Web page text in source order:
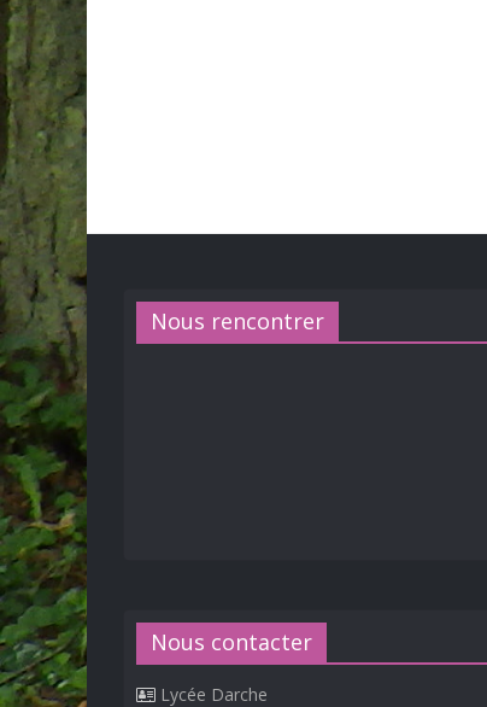
Nous rencontrer
Nous contacter
Lycée Darche